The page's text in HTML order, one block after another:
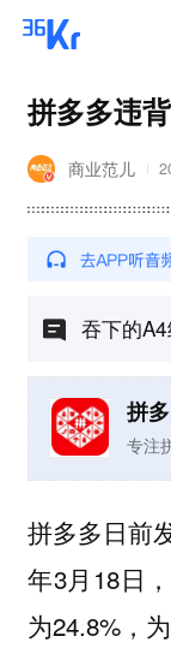
拼多多违
商业范儿
吞下的
拼
专注
拼多多日前
年3月18日
为24.8%，